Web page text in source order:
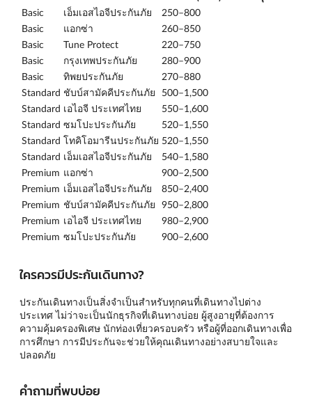
Basic
เอ็มเอสไอจีประกันภัย
250–800
Basic
แอกซ่า
260–850
Basic
Tune Protect
220–750
Basic
กรุงเทพประกันภัย
280–900
Basic
ทิพยประกันภัย
270–880
Standard ชับบ์สามัคคีประกันภัย
500–1,500
Standard เอไอจี ประเทศไทย
550–1,600
Standard ซมโปะประกันภัย
520–1,550
Standard โทคิโอมารีนประกันภัย 520–1,550
Standard เอ็มเอสไอจีประกันภัย
540–1,580
Premium แอกซ่า
900–2,500
Premium เอ็มเอสไอจีประกันภัย
850–2,400
Premium ชับบ์สามัคคีประกันภัย 950–2,800
Premium เอไอจี ประเทศไทย
980–2,900
Premium ซมโปะประกันภัย 900–2,600
ใครควรมีประกันเดินทาง?
ประกันเดินทางเป็นสิ่งจำเป็นสำหรับทุกคนที่เดินทางไปต่าง
ประเทศ ไม่ว่าจะเป็นนักธุรกิจที่เดินทางบ่อย ผู้สูงอายุที่ต้องการ
ความคุ้มครองพิเศษ นักท่องเที่ยวครอบครัว หรือผู้ที่ออกเดินทางเพื่อ
การศึกษา การมีประกันจะช่วยให้คุณเดินทางอย่างสบายใจและ
ปลอดภัย
คำถามที่พบบ่อย